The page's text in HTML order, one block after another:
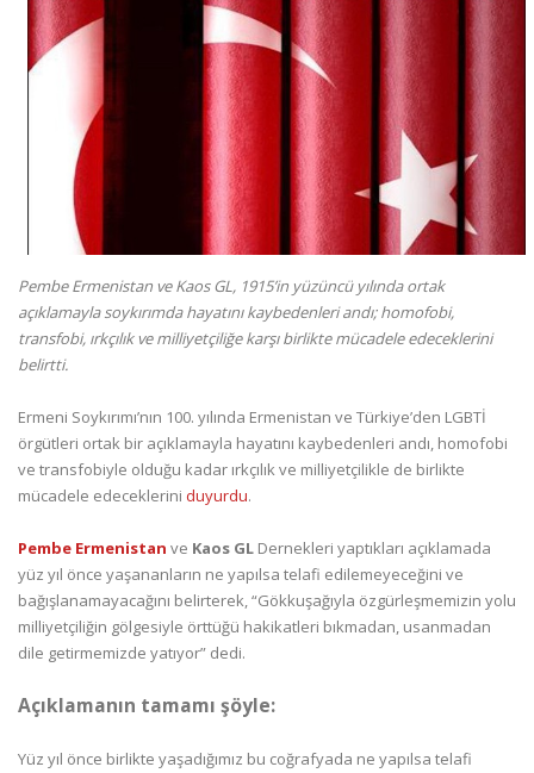
Pembe Ermenistan ve Kaos GL, 1915’in yüzüncü yılında ortak
açıklamayla soykırımda hayatını kaybedenleri andı; homofobi,
transfobi, ırkçılık ve milliyetçiliğe karşı birlikte mücadele edeceklerini
belirtti.
Ermeni Soykırımı’nın 100. yılında Ermenistan ve Türkiye’den LGBTİ
örgütleri ortak bir açıklamayla hayatını kaybedenleri andı, homofobi
ve transfobiyle olduğu kadar ırkçılık ve milliyetçilikle de birlikte
mücadele edeceklerini duyurdu.
Pembe Ermenistan ve Kaos GL Dernekleri yaptıkları açıklamada
yüz yıl önce yaşananların ne yapılsa telafi edilemeyeceğini ve
bağışlanamayacağını belirterek, “Gökkuşağıyla özgürleşmemizin yolu
milliyetçiliğin gölgesiyle örttüğü hakikatleri bıkmadan, usanmadan
dile getirmemizde yatıyor” dedi.
Açıklamanın tamamı şöyle:
Yüz yıl önce birlikte yaşadığımız bu coğrafyada ne yapılsa telafi